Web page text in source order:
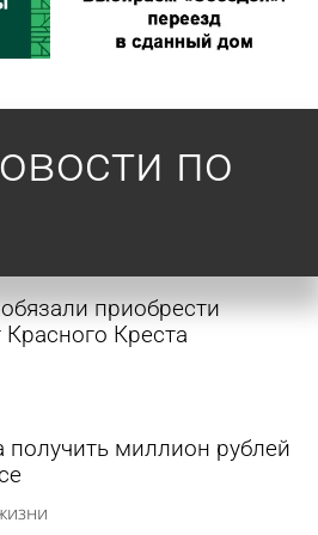
по
приобрести
Креста
получить миллион рублей